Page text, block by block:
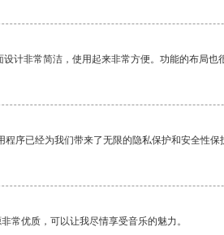
计非常简洁，使用起来非常方便。功能的布局也
程序已经为我们带来了无限的隐私保护和安全性保
常优质，可以让我尽情享受音乐的魅力。